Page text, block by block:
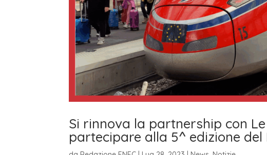
Si rinnova la partnership con
partecipare alla 5^ edizione del